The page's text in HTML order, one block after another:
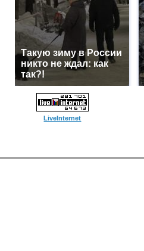
Такую зиму в России
никто не ждал: как
так?!
LiveInternet